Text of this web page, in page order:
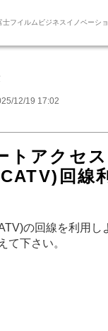
士フイルムビジネスイノベーシ
12/19 17:02
トアクセ
回線
の回線を利用し
て下さい。